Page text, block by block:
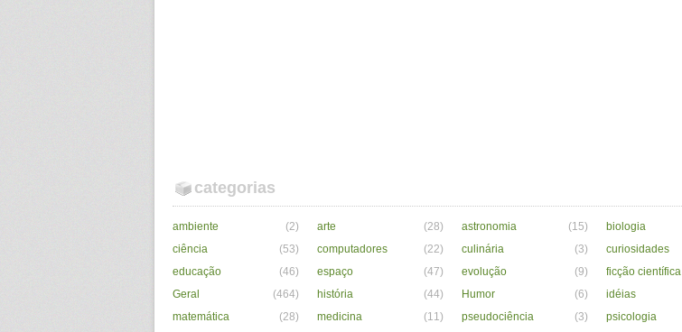
categorias
ambiente (2) arte (28) astronomia (15) biologia
ciência
(53) computadores (22) culinária (3) curiosidades
educação
(46) espaço (47) evolução (9) ficção científica
Geral
(464) história (44) Humor (6) idéias
matemática
(28) medicina (11) pseudociência (3) psicologia